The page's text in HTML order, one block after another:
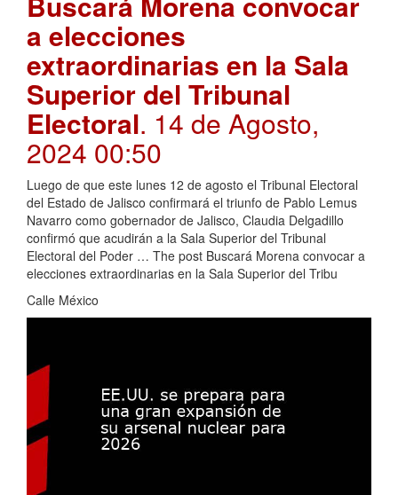
a elecciones
extraordinarias en la Sala
Superior del Tribunal
Electoral. 14 de Agosto,
2024 00:50
Luego de que este lunes 12 de agosto el Tribunal Electoral
del Estado de Jalisco confirmará el triunfo de Pablo Lemus
Navarro como gobernador de Jalisco, Claudia Delgadillo
confirmó que acudirán a la Sala Superior del Tribunal
Electoral del Poder … The post Buscará Morena convocar a
elecciones extraordinarias en la Sala Superior del Tribu
Calle México